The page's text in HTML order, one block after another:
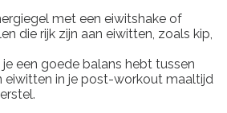
met een eiwitshake of
die rijk zijn aan eiwitten, zoals kip,
een goede balans hebt tussen
eiwitten in je post-workout maaltijd